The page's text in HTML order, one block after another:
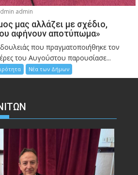
admin
μας αλλάζει με σχέδιο,
αφήνουν αποτύπωμα»
που πραγματοποιήθηκε τον
του Αυγούστου παρουσίασε...
Νέα των Δήμων